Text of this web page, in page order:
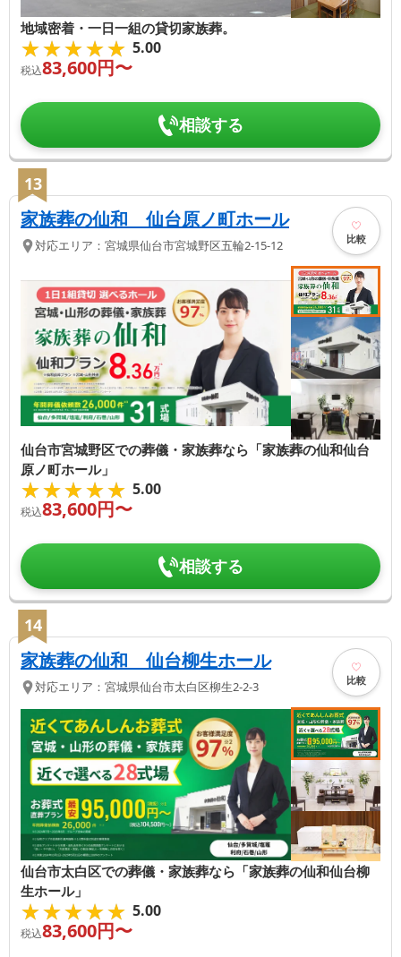
地域密着・一日一組の貸切家族葬。
★★★★★
★★★★★ 5.00
税込83,600円〜
相談する
13
家族葬の仙和 仙台原ノ町ホール
対応エリア： 宮城県仙台市宮城野区五輪2-15-12 比較
仙台市宮城野区での葬儀・家族葬なら「家族葬の仙和仙台
原ノ町ホール」
★★★★★
★★★★★ 5.00
税込83,600円〜
相談する
14
家族葬の仙和 仙台柳生ホール
対応エリア： 宮城県仙台市太白区柳生2-2-3 比較
仙台市太白区での葬儀・家族葬なら「家族葬の仙和仙台柳
生ホール」
★★★★★
★★★★★ 5.00
税込83,600円〜